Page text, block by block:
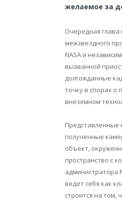
желаемое за
Очередная
межзвездного
NASA и
вызванной
долгожданные
точку в спорах о
внеземном
Представленные
полученные
объект,
пространство с
администратора
ведет себя как
строится на